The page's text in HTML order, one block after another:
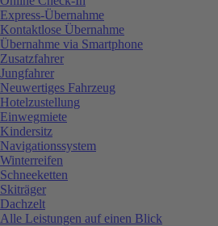
Express-Übernahme
Kontaktlose Übernahme
Übernahme via Smartphone
Zusatzfahrer
Jungfahrer
Neuwertiges Fahrzeug
Hotelzustellung
Einwegmiete
Kindersitz
Navigationssystem
Winterreifen
Schneeketten
Skiträger
Dachzelt
Alle Leistungen auf einen Blick